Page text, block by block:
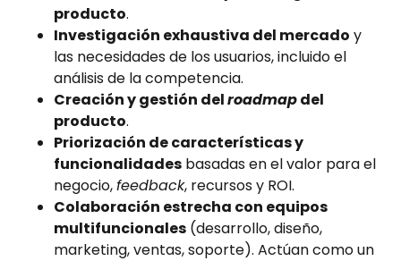
producto.
Investigación exhaustiva del mercado y
las necesidades de los usuarios, incluido el
análisis de la competencia.
Creación y gestión delroadmapdel
producto.
Priorización de características y
funcionalidades basadas en el valor para el
negocio,feedback, recursos y ROI.
Colaboración estrecha con equipos
multifuncionales (desarrollo, diseño,
marketing, ventas, soporte). Actúan como un